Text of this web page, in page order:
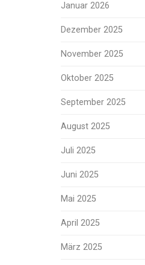
Januar 2026
Dezember 2025
November 2025
Oktober 2025
September 2025
August 2025
Juli 2025
Juni 2025
Mai 2025
April 2025
März 2025